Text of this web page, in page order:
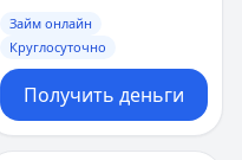
Займ онлайн
Круглосуточно
Получить деньги